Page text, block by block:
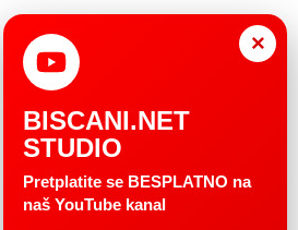
×
BISCANI.NET
STUDIO
Pretplatite se BESPLATNO na
naš YouTube kanal